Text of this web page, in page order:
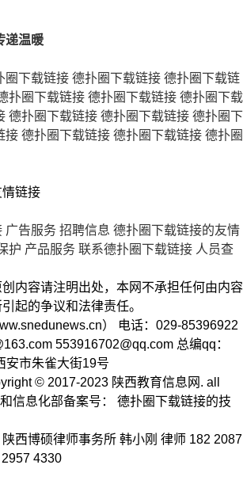
递温暖
圈下载链接 德扑圈下载链接 德扑圈下载链
扑圈下载链接 德扑圈下载链接 德扑圈下载
德扑圈下载链接 德扑圈下载链接 德扑圈下
接 德扑圈下载链接 德扑圈下载链接 德扑圈
链接
广告服务 招聘信息 德扑圈下载链接的友情
护 产品服务 联系德扑圈下载链接 人员查
内容请注明出处，本网不承担任何由内容
起的争议和法律责任。
） 电话：029-85396922
553916702@qq.com 总编qq：
安市朱雀大街19号
© 2017-2023 陕西教育信息网. all
信息化部备案号： 德扑圈下载链接的技
西博硕律师事务所 韩小刚 律师 182 2087
4330